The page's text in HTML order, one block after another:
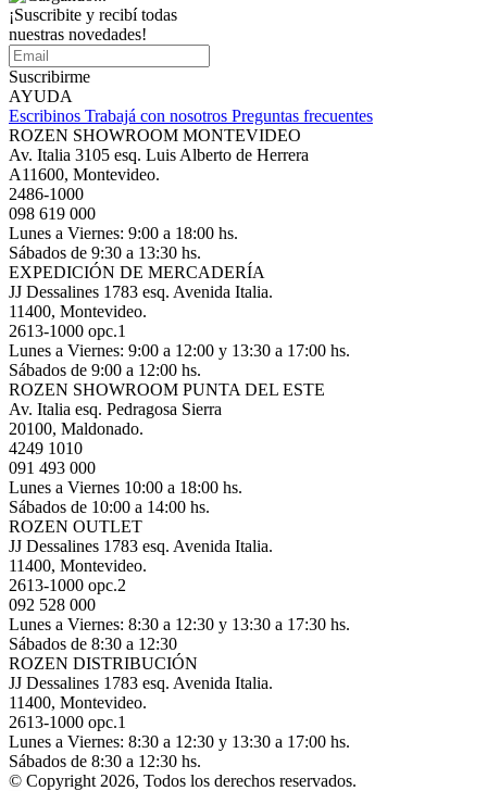
¡Suscribite y recibí todas
nuestras novedades!
Suscribirme
AYUDA
Escribinos Trabajá con nosotros Preguntas frecuentes
ROZEN SHOWROOM MONTEVIDEO
Av. Italia 3105 esq. Luis Alberto de Herrera
A11600, Montevideo.
2486-1000
098 619 000
Lunes a Viernes: 9:00 a 18:00 hs.
Sábados de 9:30 a 13:30 hs.
EXPEDICIÓN DE MERCADERÍA
JJ Dessalines 1783 esq. Avenida Italia.
11400, Montevideo.
2613-1000 opc.1
Lunes a Viernes: 9:00 a 12:00 y 13:30 a 17:00 hs.
Sábados de 9:00 a 12:00 hs.
ROZEN SHOWROOM PUNTA DEL ESTE
Av. Italia esq. Pedragosa Sierra
20100, Maldonado.
4249 1010
091 493 000
Lunes a Viernes 10:00 a 18:00 hs.
Sábados de 10:00 a 14:00 hs.
ROZEN OUTLET
JJ Dessalines 1783 esq. Avenida Italia.
11400, Montevideo.
2613-1000 opc.2
092 528 000
Lunes a Viernes: 8:30 a 12:30 y 13:30 a 17:30 hs.
Sábados de 8:30 a 12:30
ROZEN DISTRIBUCIÓN
JJ Dessalines 1783 esq. Avenida Italia.
11400, Montevideo.
2613-1000 opc.1
Lunes a Viernes: 8:30 a 12:30 y 13:30 a 17:00 hs.
Sábados de 8:30 a 12:30 hs.
© Copyright 2026, Todos los derechos reservados.